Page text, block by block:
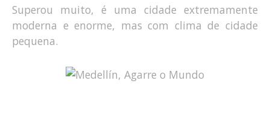
Superou muito, é uma cidade extremamente
moderna e enorme, mas com clima de cidade
pequena.